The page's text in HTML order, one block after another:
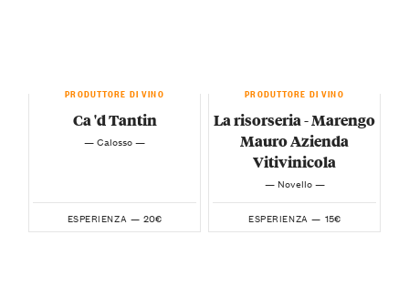
PRODUTTORE DI VINO
Ca 'd Tantin
— Calosso —
ESPERIENZA — 20€
PRODUTTORE DI VINO
La risorseria - Marengo
Mauro Azienda
Vitivinicola
— Novello —
ESPERIENZA — 15€